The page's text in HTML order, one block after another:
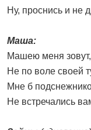
Ну, проснись и не
Маша:
Машею меня зовут,
Не по воле своей
Мне б
Не встречались